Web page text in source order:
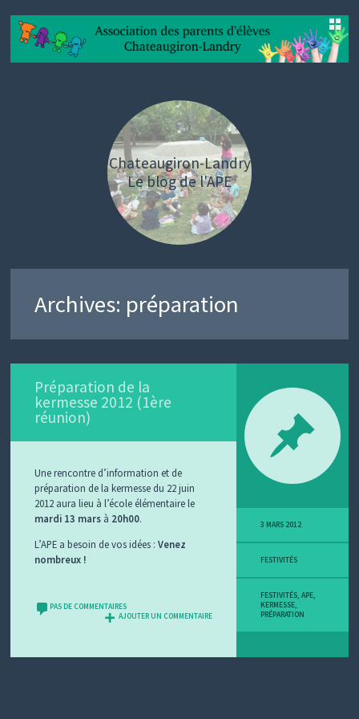
Chateaugiron-Landry
Le blog de l'APE
SKIP
Archives: préparation
Préparation de la
kermesse 2012 (1ère
réunion)
Une rencontre d’information et de
préparation de la kermesse du 22 juin
2012 aura lieu à l’école élémentaire le
mardi 13 marsà 20h00.
L’APE a besoin de vos idées : Venez
nombreux !
PAS DE COMMENTAIRES
AJOUTER UN COMMENTAIRE
3 MARS 2012
FESTIVITÉS
FESTIVITÉS,APE,
KERMESSE,
PRÉPARATION